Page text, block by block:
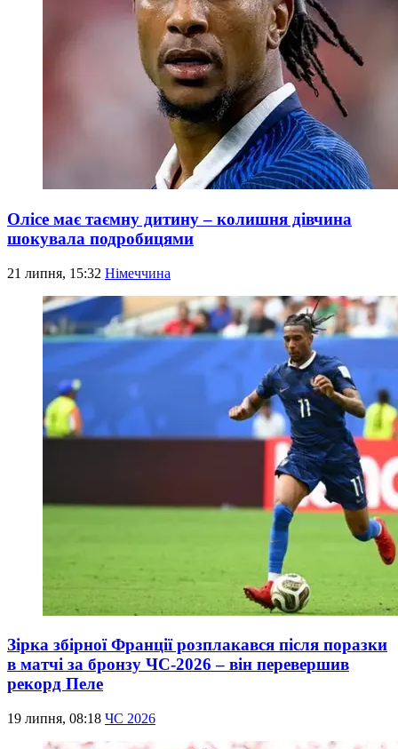
Олісе має таємну дитину – колишня дівчина
шокувала подробицями
21 липня, 15:32 Німеччина
Зірка збірної Франції розплакався після поразки
в матчі за бронзу ЧС-2026 – він перевершив
рекорд Пеле
19 липня, 08:18 ЧС 2026